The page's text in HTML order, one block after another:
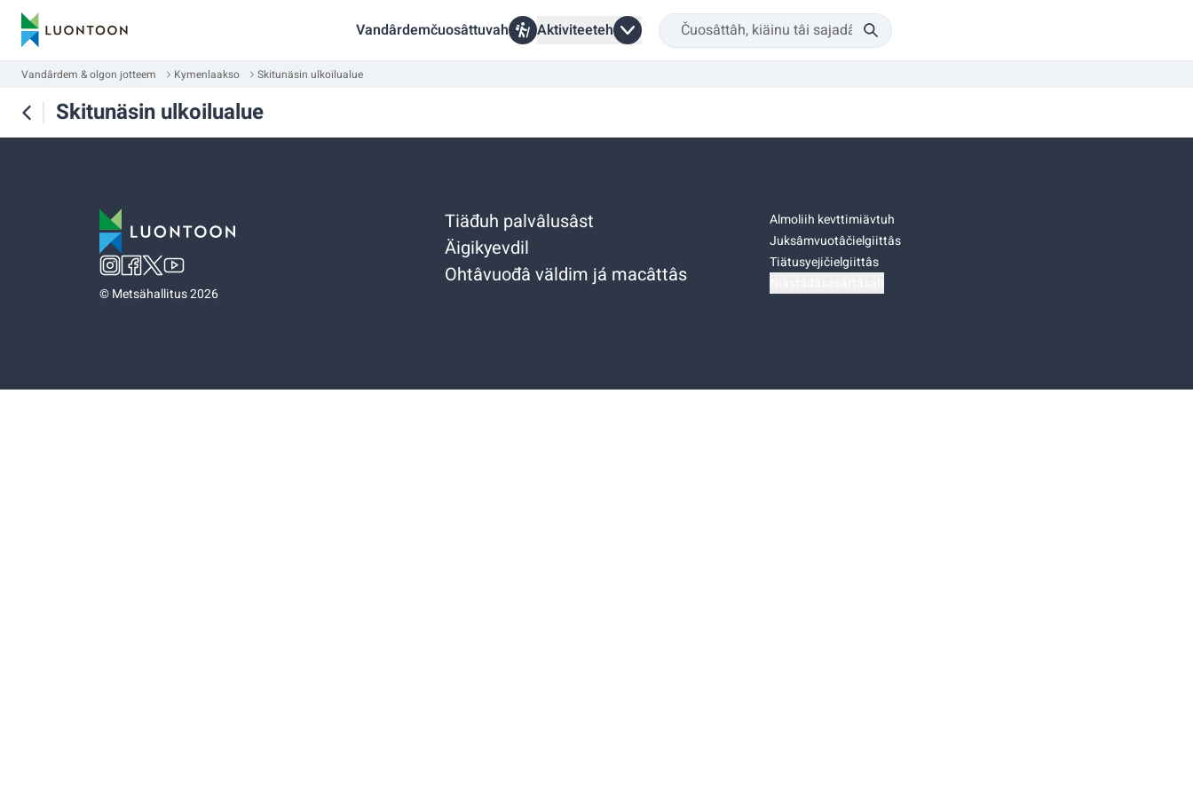
Vandârdemčuosâttuvah Aktiviteeteh
Vandârdem & olgon jotteem Kymenlaakso Skitunäsin ulkoilualue
Skitunäsin ulkoilualue
©Metsähallitus 2026
Tiäđuh palvâlusâst
Äigikyevdil
Ohtâvuođâ väldim já macâttâs
Almoliih kevttimiävtuh
Juksâmvuotâčielgiittâs
Tiätusyejičielgiittâs